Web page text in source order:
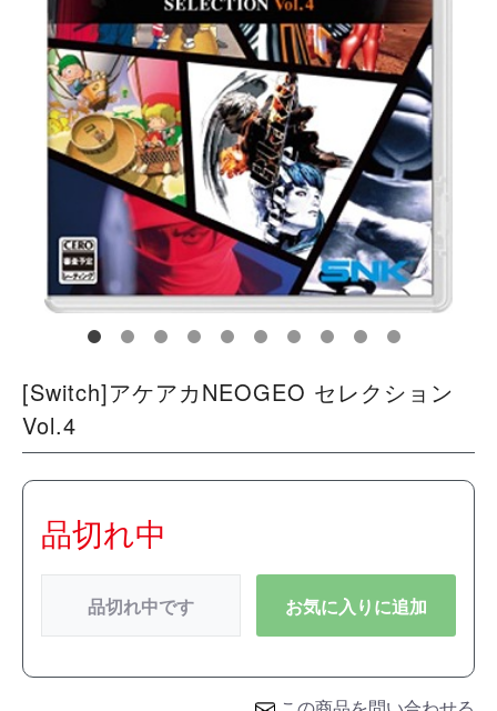
[Switch]アケアカNEOGEO セレクション
Vol.4
品切れ中
品切れ中です お気に入りに追加